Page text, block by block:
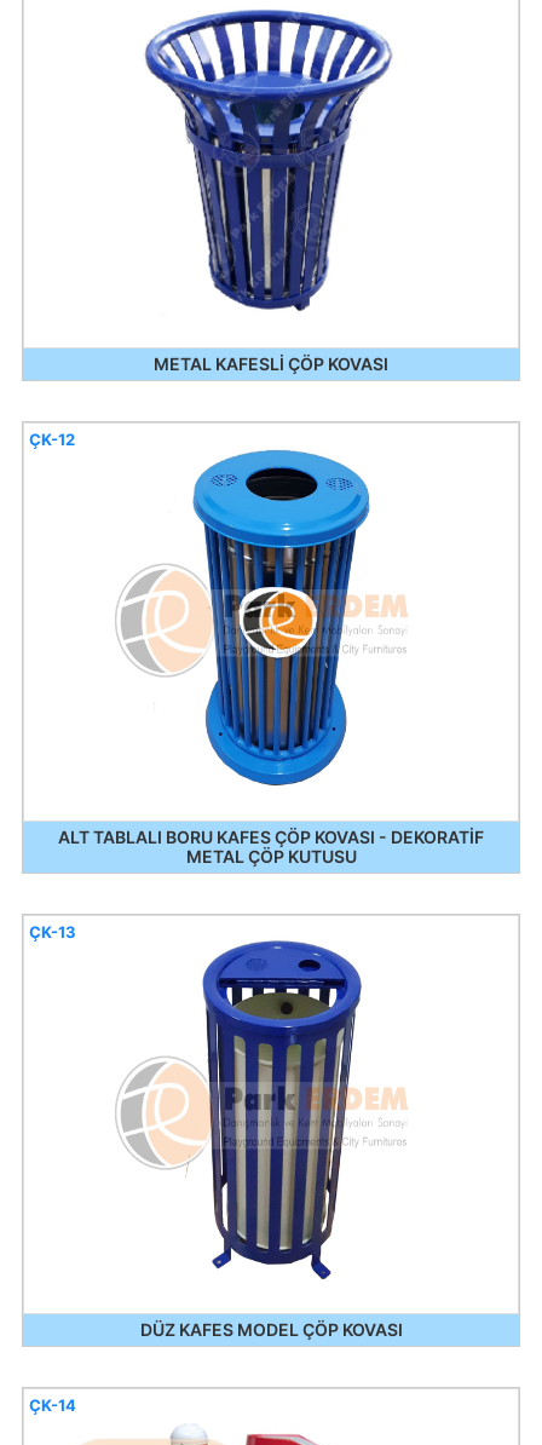
METAL KAFESLİ ÇÖP KOVASI
ALT TABLALI BORU KAFES ÇÖP KOVASI - DEKORATİF
METAL ÇÖP KUTUSU
ÇK-12
DÜZ KAFES MODEL ÇÖP KOVASI
ÇK-13
ÇK-14